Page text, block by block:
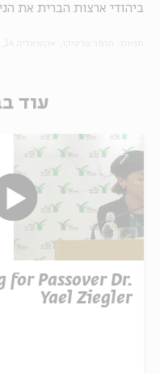
ביהודי ארצות הברית את
עוד
for Passover Dr.
Yael Ziegler